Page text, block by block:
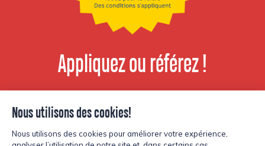
Appliquez ou référez !
Voir les postes
disponibles